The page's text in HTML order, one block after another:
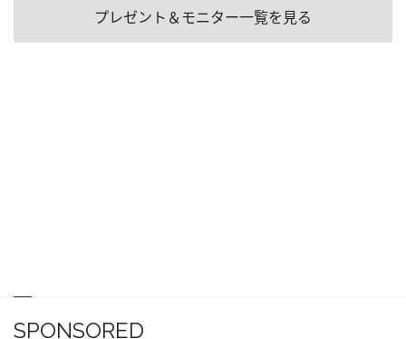
プレゼント＆モニター一覧を見る
SPONSORED